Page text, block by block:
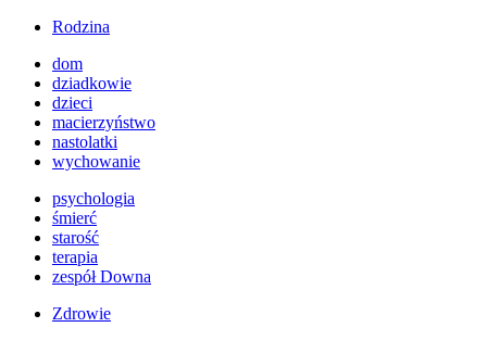
Rodzina
dom
dziadkowie
dzieci
macierzyństwo
nastolatki
wychowanie
psychologia
śmierć
starość
terapia
zespół Downa
Zdrowie